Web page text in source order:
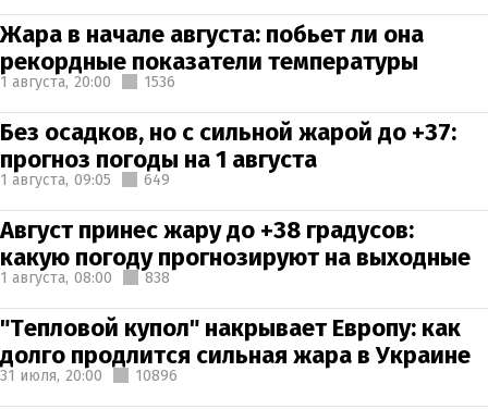
Жара в начале августа: побьет ли она
рекордные показатели температуры
1 августа, 20:00 1536
Без осадков, но с сильной жарой до +37:
прогноз погоды на 1 августа
1 августа, 09:05 649
Август принес жару до +38 градусов:
какую погоду прогнозируют на выходные
1 августа, 08:00 838
"Тепловой купол" накрывает Европу: как
долго продлится сильная жара в Украине
31 июля, 20:00 10896